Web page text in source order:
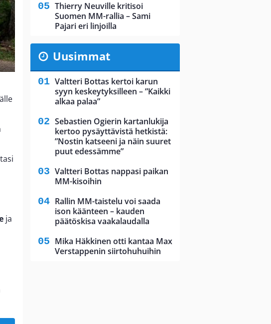
ja
Thierry Neuville kritisoi
Suomen MM-rallia – Sami
Pajari eri linjoilla
Uusimmat
Valtteri Bottas kertoi karun
syyn keskeytyksilleen – ”Kaikki
alkaa palaa”
Sebastien Ogierin kartanlukija
kertoo pysäyttävistä hetkistä:
”Nostin katseeni ja näin suuret
puut edessämme”
Valtteri Bottas nappasi paikan
MM-kisoihin
Rallin MM-taistelu voi saada
ison käänteen – kauden
päätöskisa vaakalaudalla
Mika Häkkinen otti kantaa Max
Verstappenin siirtohuhuihin